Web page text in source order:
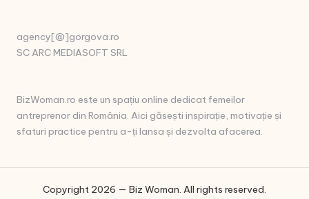
agency[@]gorgova.ro
SC ARC MEDIASOFT SRL
BizWoman.ro este un spațiu online dedicat femeilor
antreprenor din România. Aici găsești inspirație, motivație și
sfaturi practice pentru a-ți lansa și dezvolta afacerea.
Copyright 2026 — Biz Woman. All rights reserved.